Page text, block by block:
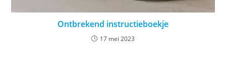
Ontbrekend instructieboekje
17 mei 2023